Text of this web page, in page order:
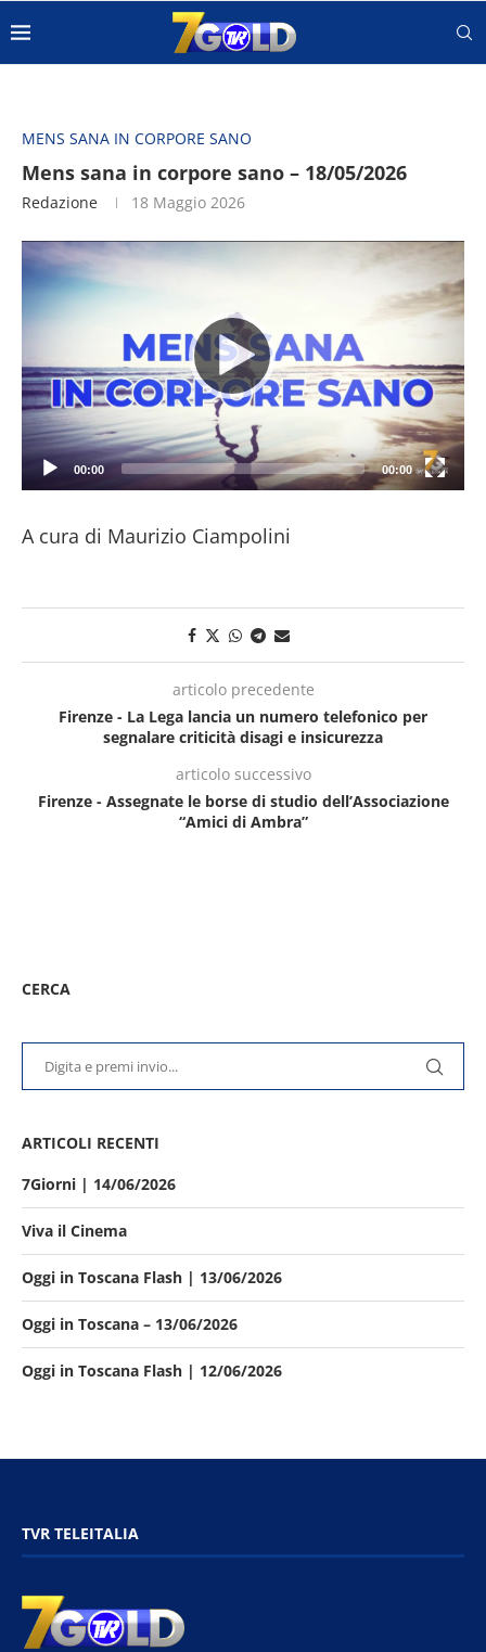
MENS SANA IN CORPORE SANO
Mens sana in corpore sano – 18/05/2026
Redazione 18 Maggio 2026
Video
Player
00:00 00:00
A cura di Maurizio Ciampolini
articolo precedente
Firenze - La Lega lancia un numero telefonico per
segnalare criticità disagi e insicurezza
articolo successivo
Firenze - Assegnate le borse di studio dell’Associazione
“Amici di Ambra”
CERCA
ARTICOLI RECENTI
7Giorni | 14/06/2026
Viva il Cinema
Oggi in Toscana Flash | 13/06/2026
Oggi in Toscana – 13/06/2026
Oggi in Toscana Flash | 12/06/2026
TVR TELEITALIA